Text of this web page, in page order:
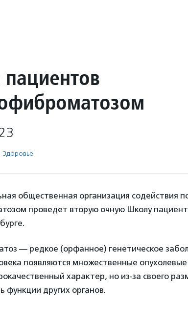
Здоровье
общественная организация содействия
проведет вторую очную Школу
— редкое (орфанное) генетическое
появляются множественные
характер, но из-за своего
функции других органов.